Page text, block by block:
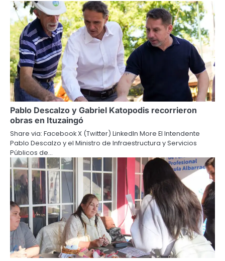
Pablo Descalzo y Gabriel Katopodis recorrieron
obras en Ituzaingó
Share via: Facebook X (Twitter) LinkedIn More El Intendente
Pablo Descalzo y el Ministro de Infraestructura y Servicios
Públicos de…